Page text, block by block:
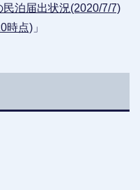
泊届出状況(2020/7/7)
時点) 」